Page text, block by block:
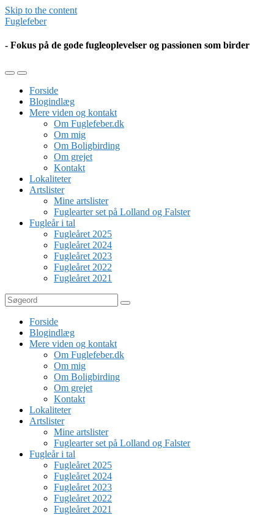
Skip to the content
Fuglefeber
- Fokus på de gode fugleoplevelser og passionen som birder
Toggle
mobile
menu
Toggle
the
search
field
Forside
Blogindlæg
Mere viden og kontakt
Om Fuglefeber.dk
Om mig
Om Boligbirding
Om grejet
Kontakt
Lokaliteter
Artslister
Mine artslister
Fuglearter set på Lolland og Falster
Fugleår i tal
Fugleåret 2025
Fugleåret 2024
Fugleåret 2023
Fugleåret 2022
Fugleåret 2021
Søg
Forside
Blogindlæg
Mere viden og kontakt
Om Fuglefeber.dk
Om mig
Om Boligbirding
Om grejet
Kontakt
Lokaliteter
Artslister
Mine artslister
Fuglearter set på Lolland og Falster
Fugleår i tal
Fugleåret 2025
Fugleåret 2024
Fugleåret 2023
Fugleåret 2022
Fugleåret 2021